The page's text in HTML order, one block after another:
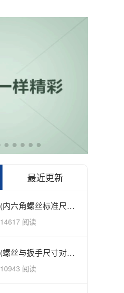
最近更新
内六角螺丝尺寸规格(内六角螺丝标准尺寸规格表)
14617 阅读
扳手尺寸对应的螺丝(螺丝与扳手尺寸对照表大全)
10943 阅读